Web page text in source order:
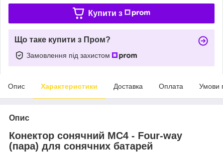
Купити з
Що таке купити з Пром?
Замовлення під захистом
Опис Характеристики Доставка Оплата Умови
Опис
Конектор сонячний MC4 - Four-way
(пара) для сонячних батарей